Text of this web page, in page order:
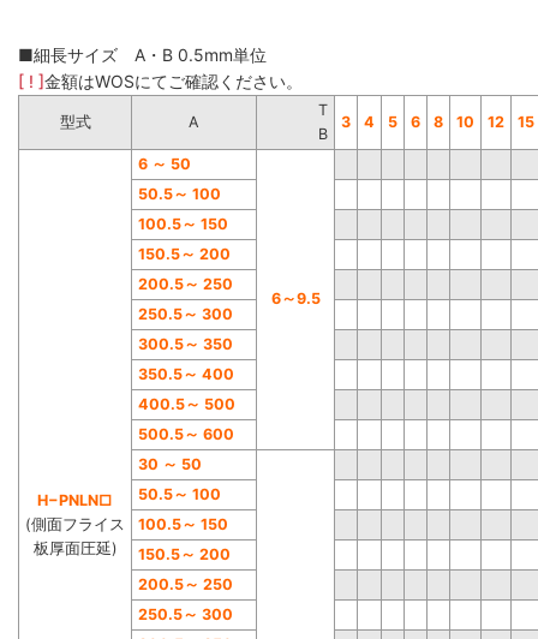
■細長サイズ A・B 0.5mm単位
[ ! ]金額はWOSにてご確認ください。
型式 A
T
B
3 4 5 6 8 10 12 15
H−PNLN□
(側面フライス
板厚面圧延)
6 ～ 50
6～9.5
50.5～ 100
100.5～ 150
150.5～ 200
200.5～ 250
250.5～ 300
300.5～ 350
350.5～ 400
400.5～ 500
500.5～ 600
30 ～ 50
50.5～ 100
100.5～ 150
150.5～ 200
200.5～ 250
250.5～ 300